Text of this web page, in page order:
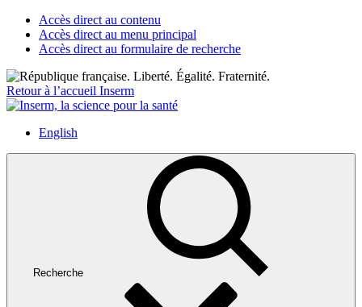
Accès direct au contenu
Accès direct au menu principal
Accès direct au formulaire de recherche
Retour à l’accueil Inserm
English
Recherche